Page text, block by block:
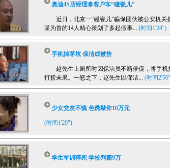
奥迪4S店经理拿客户车“碰瓷儿”
近日，北京一“碰瓷儿”骗保团伙被公安机关
某为首的14人精心策划了多起假事... (时间1'24")
手机掉茅坑 保洁成被告
赵先生上厕所时因保洁员不断催促，将手机
打捞未果。一怒之下，赵先生以保洁... (时间
少女交友不慎 色诱敲诈10万元
(时间1'29")
学生军训猝死 学校判赔9万